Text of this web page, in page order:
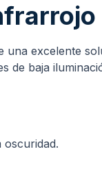
una excelente
de baja
oscuridad.